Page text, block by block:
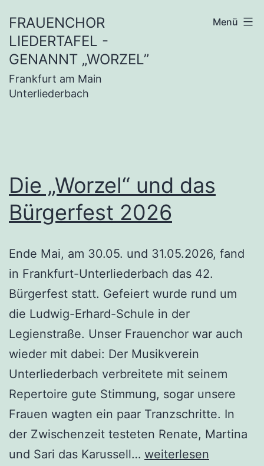
Inhalt
springen
FRAUENCHOR
LIEDERTAFEL -
GENANNT „WORZEL”
Frankfurt am Main
Unterliederbach
Menü
Die „Worzel“ und das
Bürgerfest 2026
Ende Mai, am 30.05. und 31.05.2026, fand
in Frankfurt-Unterliederbach das 42.
Bürgerfest statt. Gefeiert wurde rund um
die Ludwig-Erhard-Schule in der
Legienstraße. Unser Frauenchor war auch
wieder mit dabei: Der Musikverein
Unterliederbach verbreitete mit seinem
Repertoire gute Stimmung, sogar unsere
Frauen wagten ein paar Tranzschritte. In
der Zwischenzeit testeten Renate, Martina
und Sari das Karussell… Die
weiterlesen